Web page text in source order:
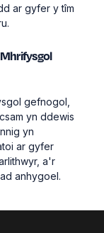
ar gyfer y tîm
gefnogol
yn ddewis
yn
ar gyfer
, a'r
anhygoel.